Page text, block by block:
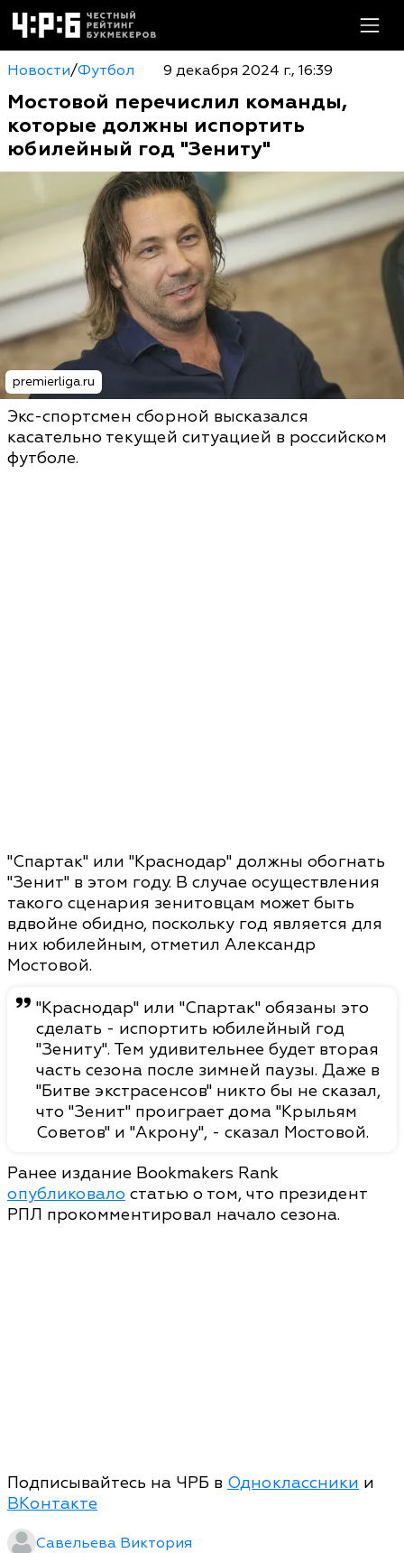
Новости/Футбол 9 декабря 2024 г., 16:39
Мостовой перечислил команды,
которые должны испортить
юбилейный год "Зениту"
premierliga.ru
Экс-спортсмен сборной высказался
касательно текущей ситуацией в российском
футболе.
"Спартак" или "Краснодар" должны обогнать
"Зенит" в этом году. В случае осуществления
такого сценария зенитовцам может быть
вдвойне обидно, поскольку год является для
них юбилейным, отметил Александр
Мостовой.
"Краснодар" или "Спартак" обязаны это
сделать - испортить юбилейный год
"Зениту". Тем удивительнее будет вторая
часть сезона после зимней паузы. Даже в
"Битве экстрасенсов" никто бы не сказал,
что "Зенит" проиграет дома "Крыльям
Советов" и "Акрону", - сказал Мостовой.
Ранее издание Bookmakers Rank
опубликовало статью о том, что президент
РПЛ прокомментировал начало сезона.
Подписывайтесь на ЧРБ в Одноклассники и
ВКонтакте
Савельева Виктория